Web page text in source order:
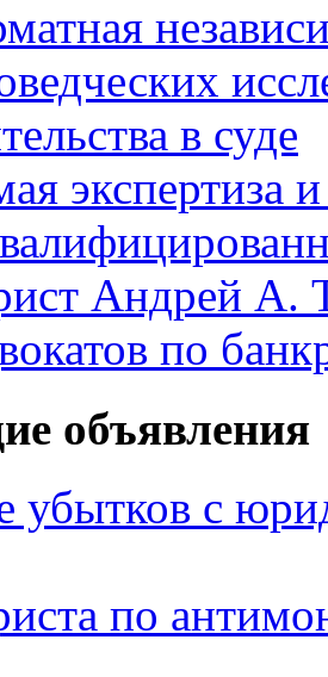
в суде
экспертиза
Андрей А.
по
объявления
убытков с
по